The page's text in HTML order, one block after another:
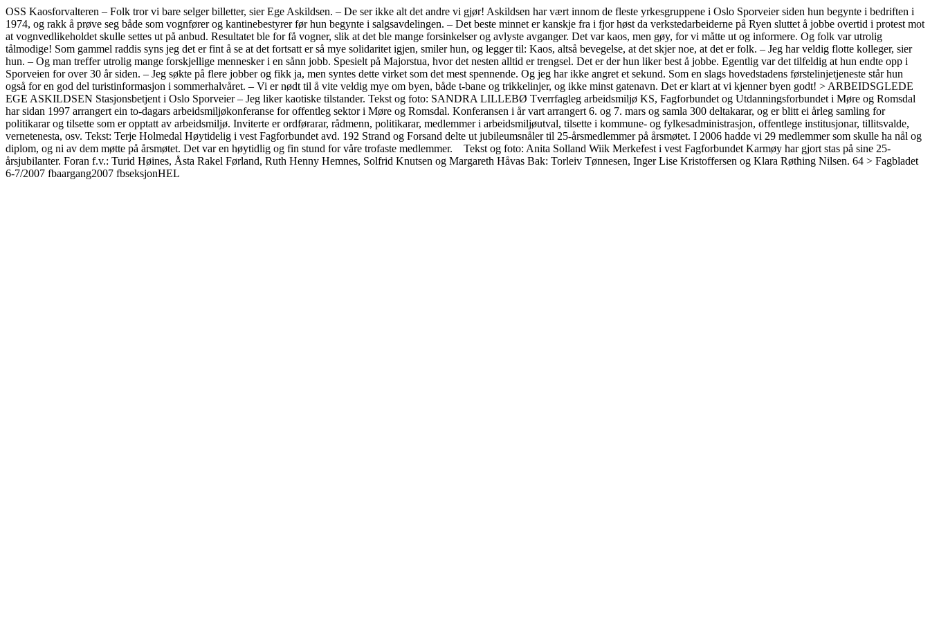
OSS Kaosforvalteren – Folk tror vi bare selger billetter, sier Ege Askildsen. – De ser ikke alt det andre vi gjør! Askildsen har vært innom de fleste yrkesgruppene i Oslo Sporveier siden hun begynte i bedriften i
1974, og rakk å prøve seg både som vognfører og kantinebestyrer før hun begynte i salgsavdelingen. – Det beste minnet er kanskje fra i fjor høst da verkstedarbeiderne på Ryen sluttet å jobbe overtid i protest mot
at vognvedlikeholdet skulle settes ut på anbud. Resultatet ble for få vogner, slik at det ble mange forsinkelser og avlyste avganger. Det var kaos, men gøy, for vi måtte ut og informere. Og folk var utrolig
tålmodige! Som gammel raddis syns jeg det er fint å se at det fortsatt er så mye solidaritet igjen, smiler hun, og legger til: Kaos, altså bevegelse, at det skjer noe, at det er folk. – Jeg har veldig flotte kolleger, sier
hun. – Og man treffer utrolig mange forskjellige mennesker i en sånn jobb. Spesielt på Majorstua, hvor det nesten alltid er trengsel. Det er der hun liker best å jobbe. Egentlig var det tilfeldig at hun endte opp i
Sporveien for over 30 år siden. – Jeg søkte på flere jobber og fikk ja, men syntes dette virket som det mest spennende. Og jeg har ikke angret et sekund. Som en slags hovedstadens førstelinjetjeneste står hun
også for en god del turistinformasjon i sommerhalvåret. – Vi er nødt til å vite veldig mye om byen, både t-bane og trikkelinjer, og ikke minst gatenavn. Det er klart at vi kjenner byen godt! > ARBEIDSGLEDE
EGE ASKILDSEN Stasjonsbetjent i Oslo Sporveier – Jeg liker kaotiske tilstander. Tekst og foto: SANDRA LILLEBØ Tverrfagleg arbeidsmiljø KS, Fagforbundet og Utdanningsforbundet i Møre og Romsdal
har sidan 1997 arrangert ein to-dagars arbeidsmiljøkonferanse for offentleg sektor i Møre og Romsdal. Konferansen i år vart arrangert 6. og 7. mars og samla 300 deltakarar, og er blitt ei årleg samling for
politikarar og tilsette som er opptatt av arbeidsmiljø. Inviterte er ordførarar, rådmenn, politikarar, medlemmer i arbeidsmiljøutval, tilsette i kommune- og fylkesadministrasjon, offentlege institusjonar, tillitsvalde,
vernetenesta, osv. Tekst: Terje Holmedal Høytidelig i vest Fagforbundet avd. 192 Strand og Forsand delte ut jubileumsnåler til 25-årsmedlemmer på årsmøtet. I 2006 hadde vi 29 medlemmer som skulle ha nål og
diplom, og ni av dem møtte på årsmøtet. Det var en høytidlig og fin stund for våre trofaste medlemmer. Tekst og foto: Anita Solland Wiik Merkefest i vest Fagforbundet Karmøy har gjort stas på sine 25-
årsjubilanter. Foran f.v.: Turid Høines, Åsta Rakel Førland, Ruth Henny Hemnes, Solfrid Knutsen og Margareth Håvas Bak: Torleiv Tønnesen, Inger Lise Kristoffersen og Klara Røthing Nilsen. 64 > Fagbladet
6-7/2007 fbaargang2007 fbseksjonHEL